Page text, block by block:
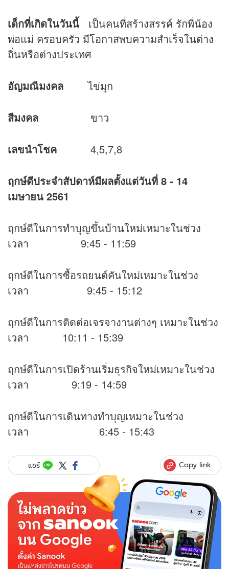
เด็กที่เกิดในวันนี้ เป็นคนที่สร้างสรรค์ รักพี่น้อง
พ่อแม่ ครอบครัว มีโอกาสพบความสำเร็จในต่าง
ถิ่นหรือต่างประเทศ
อัญมณีมงคล ไข่มุก
สีมงคล ขาว
เลขนำโชค 4,5,7,8
ฤกษ์ดีประจำสัปดาห์มีผลตั้งแต่วันที่ 8 - 14
เมษายน 2561
ฤกษ์ดีในการทำบุญขึ้นบ้านใหม่เหมาะในช่วง
เวลา 9:45 - 11:59
ฤกษ์ดีในการซื้อรถยนต์คันใหม่เหมาะในช่วง
เวลา 9:45 - 15:12
ฤกษ์ดีในการติดต่อเจรจางานต่างๆ เหมาะในช่วง
เวลา 10:11 - 15:39
ฤกษ์ดีในการเปิดร้านเริ่มธุรกิจใหม่เหมาะในช่วง
เวลา 9:19 - 14:59
ฤกษ์ดีในการเดินทางทำบุญเหมาะในช่วง
เวลา 6:45 - 15:43
แชร์ Copy link